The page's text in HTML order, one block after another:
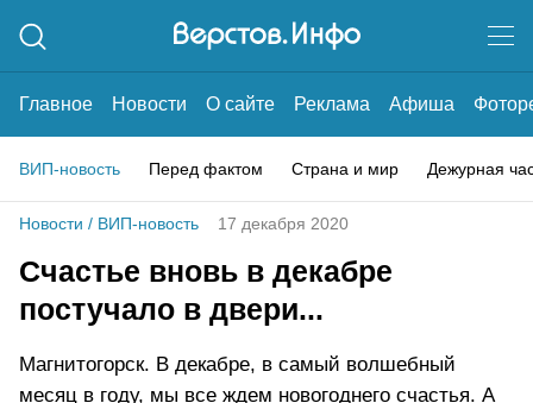
Главное Новости О сайте Реклама Афиша
ВИП-новость Перед фактом Страна и мир Дежурная
Новости / ВИП-новость 17 декабря 2020
Счастье вновь в декабре
постучало в двери...
Магнитогорск. В декабре, в самый волшебный
месяц в году, мы все ждем новогоднего счастья. А